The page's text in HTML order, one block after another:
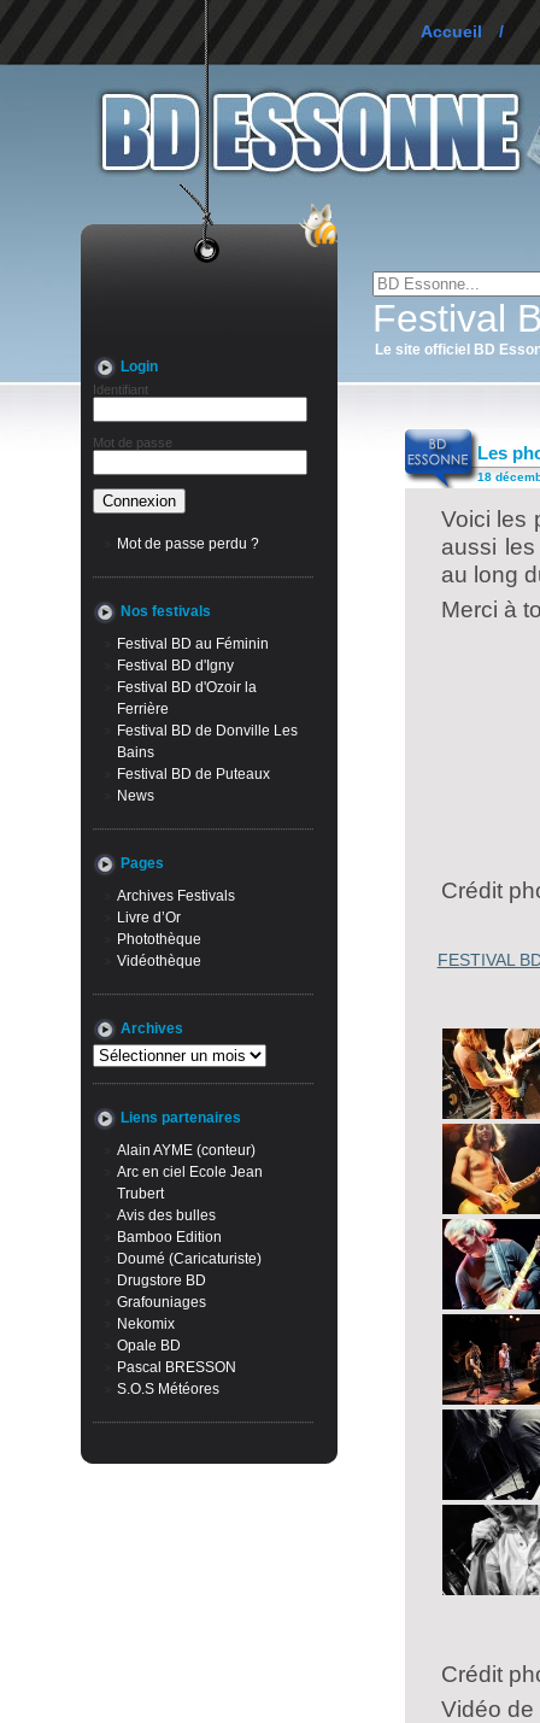
Accueil /
Festival
Le site officiel BD
Login
Identifiant
Mot de passe
Mot de passe perdu ?
Nos festivals
Festival BD au Féminin
Festival BD d'Igny
Festival BD d'Ozoir la
Ferrière
Festival BD de Donville Les
Bains
Festival BD de Puteaux
News
Pages
Archives Festivals
Livre d’Or
Photothèque
Vidéothèque
Archives
Archives
Liens partenaires
Alain AYME (conteur)
Arc en ciel Ecole Jean
Trubert
Avis des bulles
Bamboo Edition
Doumé (Caricaturiste)
Drugstore BD
Grafouniages
Nekomix
Opale BD
Pascal BRESSON
S.O.S Météores
Les
18
Voici les
aussi
au long
Merci à
Crédit
FESTIVAL
Crédit
Vidéo de